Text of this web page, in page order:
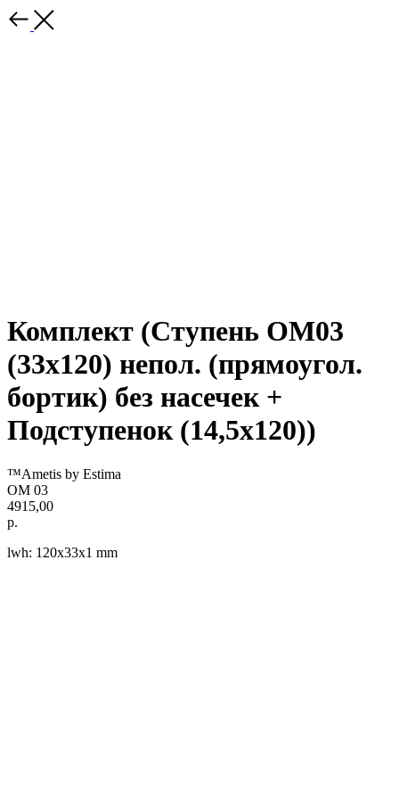
Комплект (Ступень OM03
(33x120) непол. (прямоугол.
бортик) без насечек +
Подступенок (14,5x120))
™Ametis by Estima
OM 03
4915,00
р.
lwh: 120x33x1 mm